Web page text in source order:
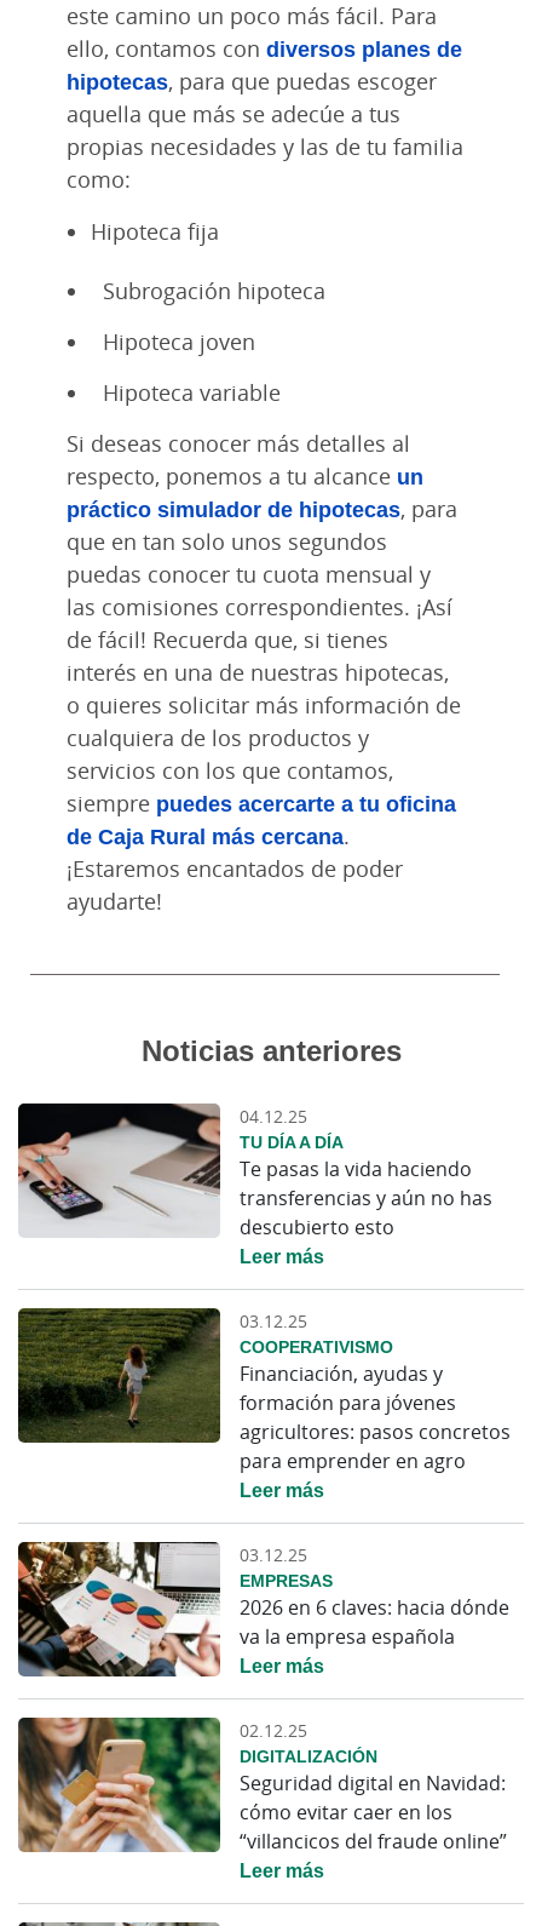
este camino un poco más fácil. Para
ello, contamos con diversos planes de
hipotecas, para que puedas escoger
aquella que más se adecúe a tus
propias necesidades y las de tu familia
como:
Hipoteca fija
Subrogación hipoteca
Hipoteca joven
Hipoteca variable
Si deseas conocer más detalles al
respecto, ponemos a tu alcance un
práctico simulador de hipotecas, para
que en tan solo unos segundos
puedas conocer tu cuota mensual y
las comisiones correspondientes. ¡Así
de fácil! Recuerda que, si tienes
interés en una de nuestras hipotecas,
o quieres solicitar más información de
cualquiera de los productos y
servicios con los que contamos,
siempre puedes acercarte a tu oficina
de Caja Rural más cercana.
¡Estaremos encantados de poder
ayudarte!
Noticias anteriores
04.12.25
TU DÍA A DÍA
Te pasas la vida haciendo
transferencias y aún no has
descubierto esto
Leer más
03.12.25
COOPERATIVISMO
Financiación, ayudas y
formación para jóvenes
agricultores: pasos concretos
para emprender en agro
Leer más
03.12.25
EMPRESAS
2026 en 6 claves: hacia dónde
va la empresa española
Leer más
02.12.25
DIGITALIZACIÓN
Seguridad digital en Navidad:
cómo evitar caer en los
“villancicos del fraude online”
Leer más